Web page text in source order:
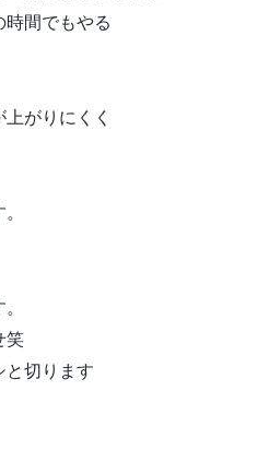
間でもやる
がりにくく
笑
切ります